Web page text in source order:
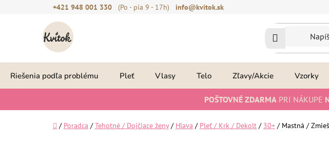
+421 948 001 330 (Po - pia 9 - 17h) info@kvitok.sk
Riešenia podľa problému Pleť Vlasy Telo Zľavy/Akcie Vzorky
POŠTOVNÉ ZDARMA PRI NÁKUPE
Domov
/ Poradca / Tehotné / Dojčiace ženy / Hlava / Pleť / Krk / Dekolt / 30+ / Mastná /